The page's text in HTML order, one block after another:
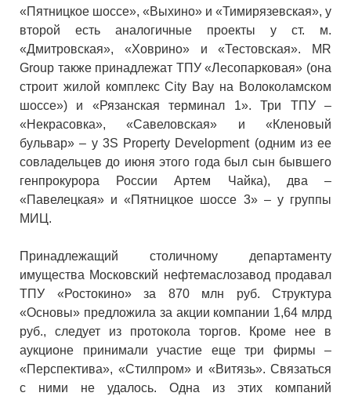
«Пятницкое шоссе», «Выхино» и «Тимирязевская», у
второй есть аналогичные проекты у ст. м.
«Дмитровская», «Ховрино» и «Тестовская». MR
Group также принадлежат ТПУ «Лесопарковая» (она
строит жилой комплекс City Bay на Волоколамском
шоссе») и «Рязанская терминал 1». Три ТПУ –
«Некрасовка», «Савеловская» и «Кленовый
бульвар» – у 3S Property Development (одним из ее
совладельцев до июня этого года был сын бывшего
генпрокурора России Артем Чайка), два –
«Павелецкая» и «Пятницкое шоссе 3» – у группы
МИЦ.
Принадлежащий столичному департаменту
имущества Московский нефтемаслозавод продавал
ТПУ «Ростокино» за 870 млн руб. Структура
«Основы» предложила за акции компании 1,64 млрд
руб., следует из протокола торгов. Кроме нее в
аукционе принимали участие еще три фирмы –
«Перспектива», «Стилпром» и «Витязь». Связаться
с ними не удалось. Одна из этих компаний